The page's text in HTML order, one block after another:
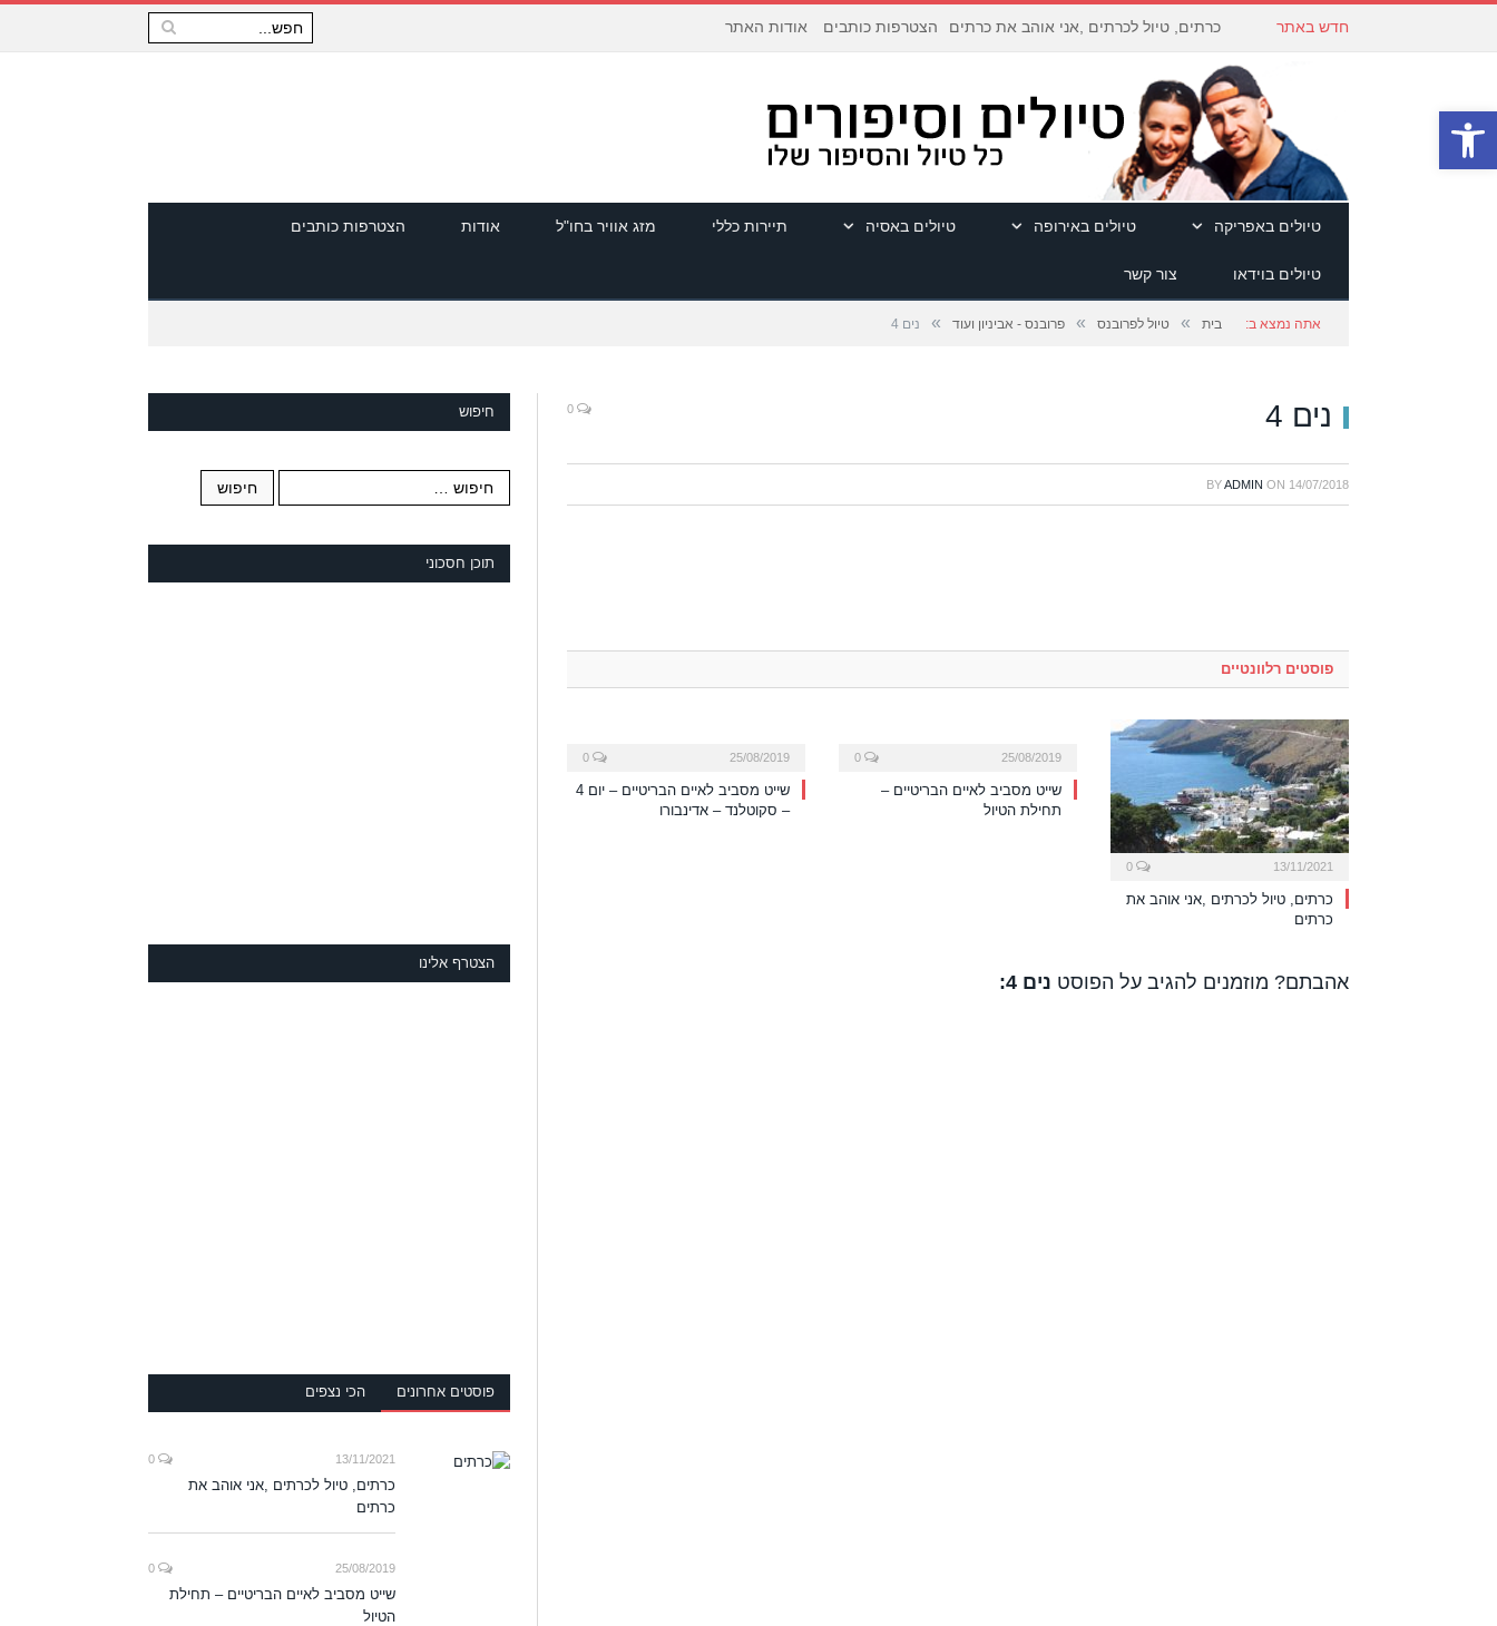
פתח סרגל נגישות
חדש באתר כרתים, טיול לכרתים ,אני אוהב את כרתים הצטרפות כותבים אודות האתר
טיולים באפריקה טיולים באירופה טיולים באסיה תיירות כללי מזג אוויר בחו"ל אודות הצטרפות כותבים
טיולים בוידאו צור קשר
אתה נמצא ב: בית » טיול לפרובנס » פרובנס - אביניון ועוד » נים 4
נים 4
BYADMIN ON 14/07/2018
פוסטים רלוונטיים
13/11/2021
כרתים, טיול לכרתים ,אני אוהב את
כרתים
25/08/2019
שייט מסביב לאיים הבריטיים –
תחילת הטיול
25/08/2019
שייט מסביב לאיים הבריטיים – יום 4
– סקוטלנד – אדינבורו
אהבתם? מוזמנים להגיב על הפוסט נים 4:
חיפוש
תוכן חסכוני
הצטרף אלינו
פוסטים אחרונים הכי נצפים
13/11/2021
כרתים, טיול לכרתים ,אני אוהב את
כרתים
25/08/2019
שייט מסביב לאיים הבריטיים – תחילת
הטיול